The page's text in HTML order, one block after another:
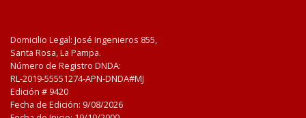
Domicilio Legal: José Ingenieros 855,
Santa Rosa, La Pampa.
Número de Registro DNDA:
RL-2019-55551274-APN-DNDA#MJ
Edición # 9420
Fecha de Edición: 9/08/2026